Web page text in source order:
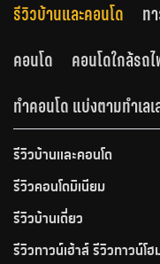
รีวิวบ้านและคอนโด ท
คอนโด
คอนโดใกล้รถ
ทำคอนโด แบ่งตามทำเลเ
รีวิวบ้านและคอนโด
รีวิวคอนโดมิเนียม
รีวิวบ้านเดี่ยว
รีวิวทาวน์เฮ้าส์ รีวิวทาวน์โฮ